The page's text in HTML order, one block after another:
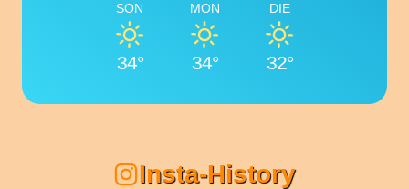
SON
34°
MON
34°
DIE
32°
Insta-History